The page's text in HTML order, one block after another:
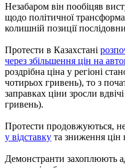
Незабаром він пообіцяв
щодо політичної
колишній позиції
Протести в Казахстані
через збільшення цін на
роздрібна ціна у регіоні
чотирьох гривень), то з
заправках ціни зросли
гривень).
Протести продовжуються,
у відставку та зниження цін
Демонстранти захоплюють